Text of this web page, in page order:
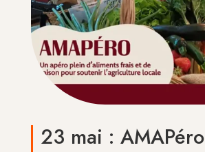
23 mai : AMAPéro